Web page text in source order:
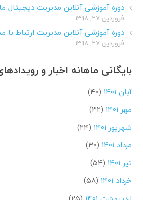
دوره آموزشی آنلاین مدیریت دیجیتال
فروردین ۲۷, ۱۳۹۸
دوره آموزشی آنلاین مدیریت ارتباط با
فروردین ۲۷, ۱۳۹۸
بایگانی ماهانه اخبار و
آبان ۱۴۰۱
(۴۰)
مهر ۱۴۰۱
(۳۲)
شهریور ۱۴۰۱
(۲۴)
مرداد ۱۴۰۱
(۳۰)
تیر ۱۴۰۱
(۵۴)
خرداد ۱۴۰۱
(۵۸)